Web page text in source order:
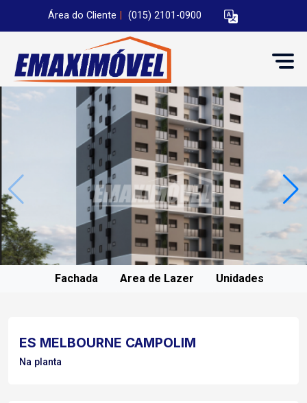
Área do Cliente (015) 2101-0900
Fachada Area de Lazer Unidades
ES MELBOURNE CAMPOLIM
Na planta